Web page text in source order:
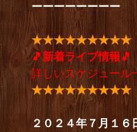
ーーーーーーーー
★★★★★★★★★
🎵新着ライブ情報🎵
詳しいスケジュール
★★★★★★★★★
２０２４年７月１６